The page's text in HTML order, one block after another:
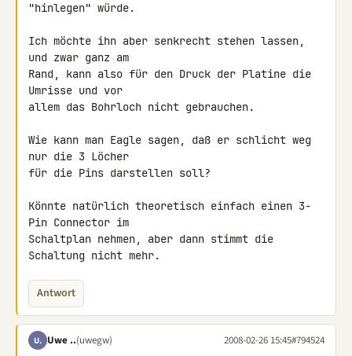
"hinlegen" würde.
Ich möchte ihn aber senkrecht stehen lassen,
und zwar ganz am
Rand, kann also für den Druck der Platine die
Umrisse und vor
allem das Bohrloch nicht gebrauchen.
Wie kann man Eagle sagen, daß er schlicht weg
nur die 3 Löcher
für die Pins darstellen soll?
Könnte natürlich theoretisch einfach einen 3-
Pin Connector im
Schaltplan nehmen, aber dann stimmt die
Schaltung nicht mehr.
Antwort
U. Uwe ..(uwegw) 2008-02-26 15:45#794524